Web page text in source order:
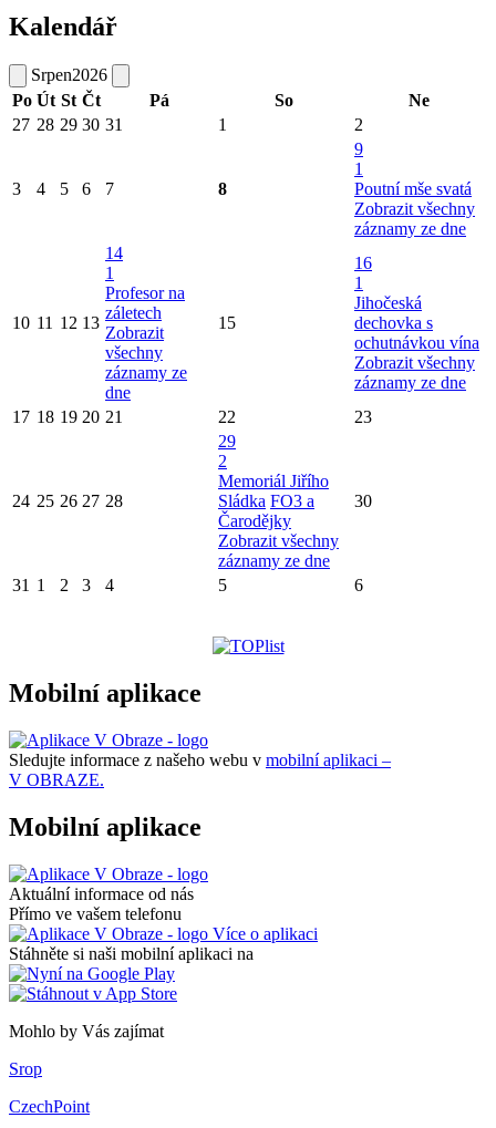
Kalendář
Srpen2026
Po Út St Čt Pá So
Ne
27 28 29 30 31 1 2
3 4 5 6 7 8
9
1
Poutní mše svatá
Zobrazit všechny
záznamy ze dne
10 11 12 13
14
1
Profesor na
záletech
Zobrazit
všechny
záznamy ze
dne
15
16
1
Jihočeská
dechovka s
ochutnávkou vína
Zobrazit všechny
záznamy ze dne
17 18 19 20 21 22 23
24 25 26 27 28
29
2
Memoriál Jiřího
Sládka FO3 a
Čarodějky
Zobrazit všechny
záznamy ze dne
30
31 1 2 3 4 5 6
Mobilní aplikace
Sledujte informace z našeho webu v mobilní aplikaci –
V OBRAZE.
Mobilní aplikace
Aktuální informace od nás
Přímo ve vašem telefonu
Více o aplikaci
Stáhněte si naši mobilní aplikaci na
Mohlo by Vás zajímat
Srop
CzechPoint